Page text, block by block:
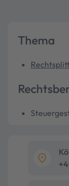
Thema